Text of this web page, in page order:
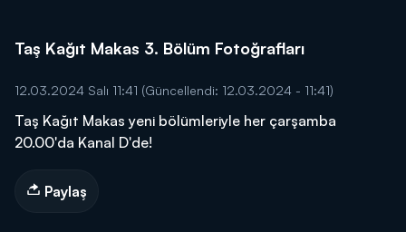
Taş Kağıt Makas 3. Bölüm Fotoğrafları
12.03.2024 Salı 11:41 (Güncellendi: 12.03.2024 - 11:41)
Taş Kağıt Makas yeni bölümleriyle her çarşamba
20.00'da Kanal D'de!
Paylaş